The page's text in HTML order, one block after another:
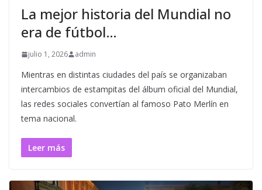
La mejor historia del Mundial no
era de fútbol…
julio 1, 2026 admin
Mientras en distintas ciudades del país se organizaban
intercambios de estampitas del álbum oficial del Mundial,
las redes sociales convertían al famoso Pato Merlín en
tema nacional.
Leer más